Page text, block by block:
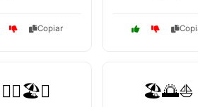
Copiar
🏊‍♀️🏖️🌊 🏖️🌅⛵